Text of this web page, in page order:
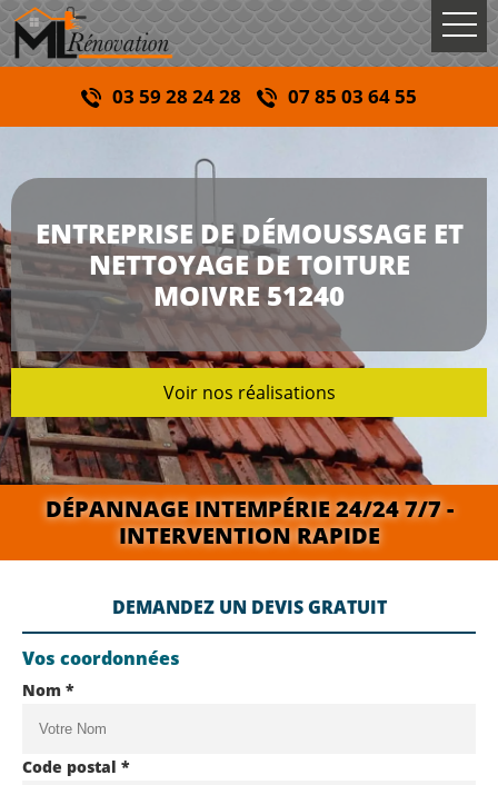
03 59 28 24 28 07 85 03 64 55
ENTREPRISE DE DÉMOUSSAGE ET
NETTOYAGE DE TOITURE
MOIVRE 51240
Voir nos réalisations
DÉPANNAGE INTEMPÉRIE 24/24 7/7 -
INTERVENTION RAPIDE
DEMANDEZ UN DEVIS GRATUIT
Vos coordonnées
Nom *
Code postal *